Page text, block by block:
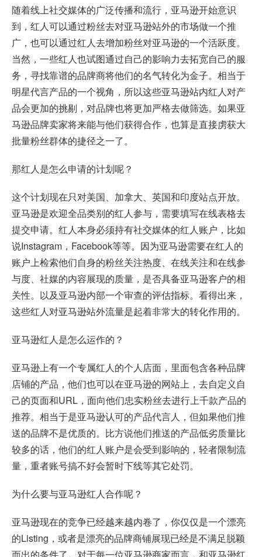
随着线上社交媒体的广泛传播和流行，亚马逊开始意识
到，红人可以通过粉丝去对亚马逊站外的市场做一个推
广，也可以通过红人去增加粉丝对亚马逊的一个活跃度。
当然，一些红人也试图通过自己的影响力去拓宽自己的服
务，寻找靠谱的品牌商将他们的名气转化为金子。相当于
明星代言产品的一个视角，所以这些亚马逊站内红人对产
品会更加的挑剔，对品牌也将更加严格去做筛选。如果亚
马逊品牌卖家将来能与他们获得合作，也算是直接虏获大
批量粉丝群体的捷径之一了。
那红人是怎么申请的计划呢？
这个计划现在只对美国、加拿大、英国和印度站点开放。
亚马逊是欢迎全品类别的红人参与，需要填写在线表格去
提交申请。红人本身必须持有社交媒体的红人账户，比如
说Instagram，Facebook等等。因为亚马逊需要在红人的
账户上检索他们自身的粉丝关注热度、在线关注和在线参
与度、社媒的内容展现的质量，是否具备亚马逊客户的相
关性。以及亚马逊内部一个审查的评估指标。看得出来，
这些红人对亚马逊站外流量是起着非常大的转化作用的。
亚马逊红人是怎么运作的？
亚马逊上有一个专属红人的个人店面，里面包含各种品牌
店铺的产品，他们也可以在亚马逊的网站上，去自定义自
己的页面和URL，面向他们忠实粉丝去进行上千款产品的
推荐。相当于是亚马逊认可的产品代言人，但如果他们推
送的品牌不是优质的。比方说他们推送的产品低劣质量比
较多的话，他们的红人账户是会受到影响的，轻者限制流
量，重者账号搞不好会暂时下线等其它处罚。
为什么要与亚马逊红人合作呢？
亚马逊现在的竞争已经越来越内卷了，你仅仅是一个漂亮
的Listing，或者是漂亮的品牌商铺展现已经是不满足脱颖
而出的条件了。对于每一位亚马逊商家而言，和亚马逊红